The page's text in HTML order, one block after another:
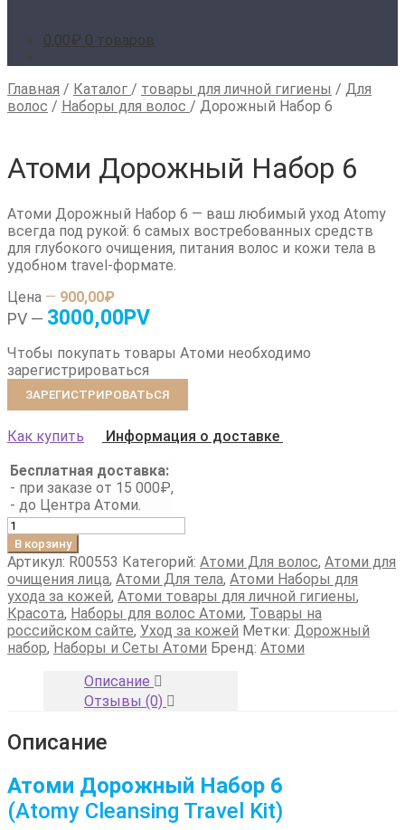
0,00₽ 0 товаров
Главная / Каталог / товары для личной гигиены / Для
волос / Наборы для волос / Дорожный Набор 6
Атоми Дорожный Набор 6
Атоми Дорожный Набор 6 — ваш любимый уход Atomy
всегда под рукой: 6 самых востребованных средств
для глубокого очищения, питания волос и кожи тела в
удобном travel-формате.
Цена — 900,00₽
PV — 3000,00PV
Чтобы покупать товары Атоми необходимо
зарегистрироваться
ЗАРЕГИСТРИРОВАТЬСЯ
Как купить
Информация о доставке
Бесплатная доставка:
- при заказе от 15 000₽,
- до Центра Атоми.
Количество
товара
Атоми
Дорожный
Набор
6
В корзину
Артикул: R00553 Категорий: Атоми Для волос, Атоми для
очищения лица, Атоми Для тела, Атоми Наборы для
ухода за кожей, Атоми товары для личной гигиены,
Красота, Наборы для волос Атоми, Товары на
российском сайте, Уход за кожей Метки: Дорожный
набор, Наборы и Сеты Атоми Бренд: Атоми
Описание
Отзывы (0)
Описание
Атоми Дорожный Набор 6
(Atomy Cleansing Travel Kit)